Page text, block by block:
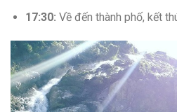
17:30: Về đến thành phố, kết